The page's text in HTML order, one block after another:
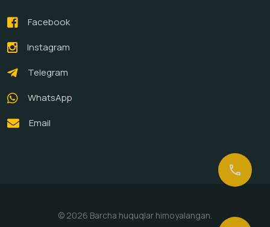
Facebook
Instagram
Telegram
WhatsApp
Email
© 2026 Barcha huquqlar himoyalangan.
call